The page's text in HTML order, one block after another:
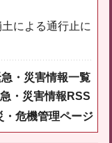
による通行止に
急・災害情報一覧
・災害情報RSS
・危機管理ページ